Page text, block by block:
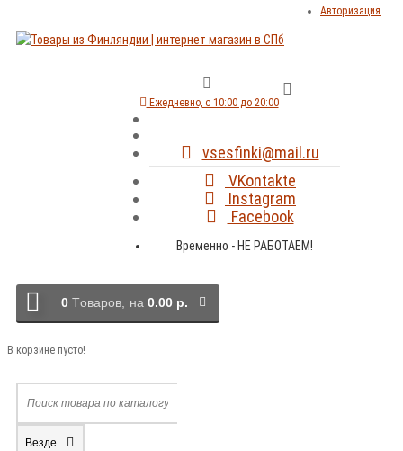
Авторизация
Ежедневно, с 10:00 до 20:00
vsesfinki@mail.ru
VKontakte
Instagram
Facebook
Временно - НЕ РАБОТАЕМ!
0 Tоваров, на 0.00 р.
В корзине пусто!
Везде